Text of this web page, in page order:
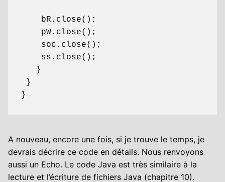
    bR.close();
    pW.close();
    soc.close();
    ss.close();
   }
}
}
A nouveau, encore une fois, si je trouve le temps, je
devrais décrire ce code en détails. Nous renvoyons
aussi un Echo. Le code Java est très similaire à la
lecture et l’écriture de fichiers Java (chapitre 10).